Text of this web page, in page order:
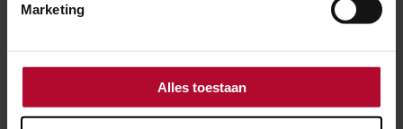
Marketing
Alles toestaan
Veilig goederenvervoer